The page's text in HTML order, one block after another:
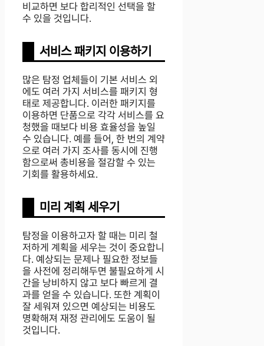
비교하면 보다 합리적인 선택을 할
수 있을 것입니다.
서비스 패키지 이용하기
많은 탐정 업체들이 기본 서비스 외
에도 여러 가지 서비스를 패키지 형
태로 제공합니다. 이러한 패키지를
이용하면 단품으로 각각 서비스를 요
청했을 때보다 비용 효율성을 높일
수 있습니다. 예를 들어, 한 번의 계약
으로 여러 가지 조사를 동시에 진행
함으로써 총비용을 절감할 수 있는
기회를 활용하세요.
미리 계획 세우기
탐정을 이용하고자 할 때는 미리 철
저하게 계획을 세우는 것이 중요합니
다. 예상되는 문제나 필요한 정보들
을 사전에 정리해두면 불필요하게 시
간을 낭비하지 않고 보다 빠르게 결
과를 얻을 수 있습니다. 또한 계획이
잘 세워져 있으면 예상되는 비용도
명확해져 재정 관리에도 도움이 될
것입니다.